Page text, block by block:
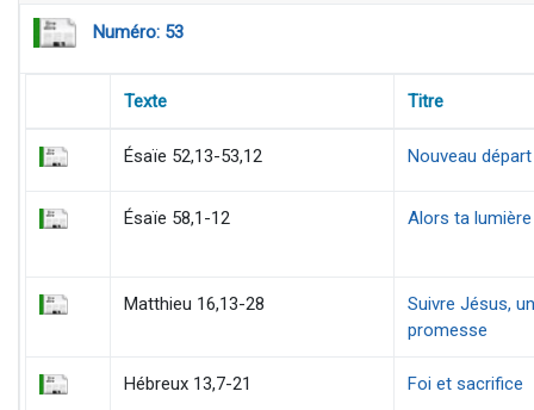
Numéro: 53
Texte Titre
Ésaïe 52,13-53,12 Nouveau
Ésaïe 58,1-12 Alors ta
Matthieu 16,13-28
Suivre Jésus,
promesse
Hébreux 13,7-21 Foi et sacrifice